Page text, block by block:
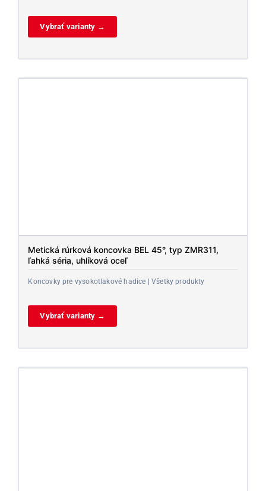
Vybrať varianty →
Metická rúrková koncovka BEL 45°, typ ZMR311,
ľahká séria, uhlíková oceľ
Koncovky pre vysokotlakové hadice | Všetky produkty
Vybrať varianty →